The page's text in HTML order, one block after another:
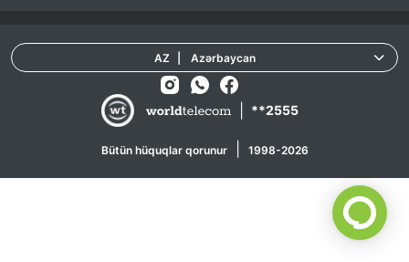
**2555
Bütün hüquqlar qorunur 1998-2026
AZ Azərbaycan